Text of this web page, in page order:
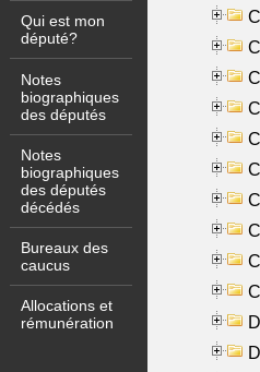
Qui est mon
député?
Notes
biographiques
des députés
Notes
biographiques
des députés
décédés
Bureaux des
caucus
Allocations et
rémunération